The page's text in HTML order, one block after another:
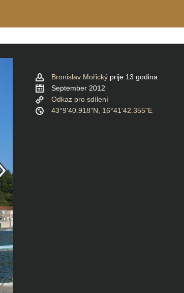
Bronislav Mořický prije 13 godina
September 2012
Odkaz pro sdílení
43°9'40.918"N, 16°41'42.355"E